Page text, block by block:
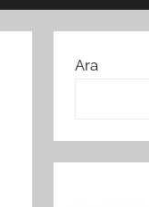
Ara